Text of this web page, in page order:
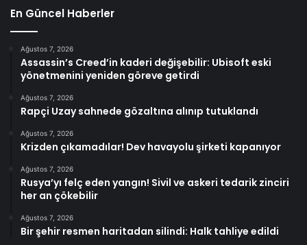
En Güncel Haberler
Ağustos 7, 2026
Assassin’s Creed’in kaderi değişebilir: Ubisoft eski
yönetmenini yeniden göreve getirdi
Ağustos 7, 2026
Rapçi Uzay sahnede gözaltına alınıp tutuklandı
Ağustos 7, 2026
Krizden çıkamadılar! Dev havayolu şirketi kapanıyor
Ağustos 7, 2026
Rusya’yı felç eden yangın! Sivil ve askeri tedarik zinciri
her an çökebilir
Ağustos 7, 2026
Bir şehir resmen haritadan silindi: Halk tahliye edildi